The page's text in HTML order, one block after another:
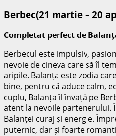
Berbec(21 martie – 20
Completat perfect de
Berbecul este impulsiv,
nevoie de cineva care să îl
aripile. Balanța este zodia
bine, pentru că aduce calm,
cuplu, Balanța îl învață pe
atent la nevoile partenerului.
Balanței curaj și energie.
puternic, dar și foarte